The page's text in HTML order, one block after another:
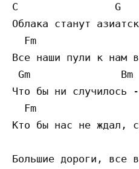
C                G
Облака станут
  Fm
Все наши пули к нам
Gm               Bm
Что бы ни случилось
  Fm
Кто бы нас не ждал,
Большие дороги, все